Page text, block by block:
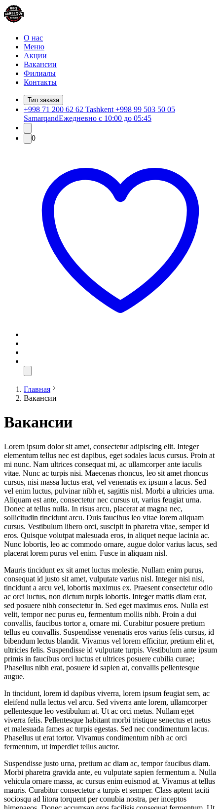
О нас
Меню
Акции
Вакансии
Филиалы
Контакты
Тип заказа
+998 71 200 62 62 Tashkent +998 99 503 50 05
SamarqandЕжедневно с 10:00 до 05:45
0
Главная
Вакансии
Вакансии
Lorem ipsum dolor sit amet, consectetur adipiscing elit. Integer
elementum tellus nec est dapibus, eget sodales lacus cursus. Proin at
mi nunc. Nam ultrices consequat mi, ac ullamcorper ante iaculis
vitae. Nunc ac turpis nisi. Maecenas rhoncus, leo sit amet rhoncus
cursus, nisi massa luctus erat, vel venenatis ex ipsum a lacus. Sed
vel enim luctus, pulvinar nibh et, sagittis nisl. Morbi a ultricies urna.
Aliquam est ante, consectetur nec cursus ut, varius feugiat urna.
Donec at tellus nulla. In risus arcu, placerat at magna nec,
sollicitudin tincidunt arcu. Duis faucibus leo vitae lorem aliquam
cursus. Vestibulum libero orci, suscipit in pharetra vitae, semper id
eros. Quisque volutpat malesuada eros, in aliquet neque lacinia ac.
Nunc lobortis, leo ac commodo ornare, augue dolor varius lacus, sed
placerat lorem purus vel enim. Fusce in aliquam nisl.
Mauris tincidunt ex sit amet luctus molestie. Nullam enim purus,
consequat id justo sit amet, vulputate varius nisl. Integer nisi nisi,
tincidunt a arcu vel, lobortis maximus ex. Praesent consectetur odio
ac orci luctus, non dictum turpis lobortis. Integer mattis diam erat,
sed posuere nibh consectetur in. Sed eget maximus eros. Nulla est
velit, tempor nec purus eu, fermentum mollis nibh. Proin a dui
convallis, faucibus tortor a, ornare mi. Curabitur posuere pretium
tellus eu convallis. Suspendisse venenatis eros varius felis cursus, id
bibendum lectus blandit. Vivamus vel lorem efficitur, pretium elit et,
ultricies felis. Suspendisse id vulputate turpis. Vestibulum ante ipsum
primis in faucibus orci luctus et ultrices posuere cubilia curae;
Phasellus nibh erat, posuere id sapien at, convallis pellentesque
augue.
In tincidunt, lorem id dapibus viverra, lorem ipsum feugiat sem, ac
eleifend nulla lectus vel arcu. Sed viverra ante lorem, ullamcorper
pellentesque leo vestibulum at. Ut ac orci metus. Nullam eget
viverra felis. Pellentesque habitant morbi tristique senectus et netus
et malesuada fames ac turpis egestas. Sed nec condimentum lacus.
Phasellus ut erat tortor. Vivamus condimentum nibh ac orci
fermentum, ut imperdiet tellus auctor.
Suspendisse justo urna, pretium ac diam ac, tempor faucibus diam.
Morbi pharetra gravida ante, eu vulputate sapien fermentum a. Nulla
vehicula ornare massa, ac cursus enim euismod at. Vivamus at tellus
mauris. Curabitur consectetur a turpis et semper. Class aptent taciti
sociosqu ad litora torquent per conubia nostra, per inceptos